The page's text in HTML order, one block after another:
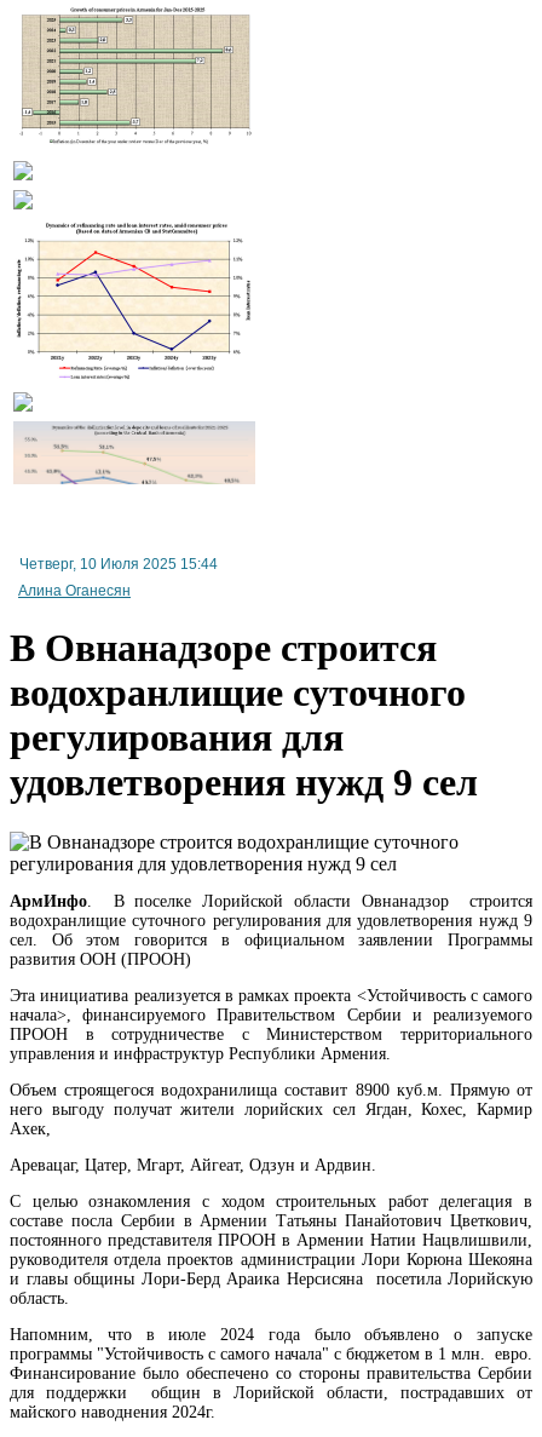
Произведена очередная транзитная поставка из России в Армению через территорию
Азербайджана
Прибыль страховых компаний Армении замедляется в росте из-за приближающихся к
стагнации премий
В Армении приступят к классификации гостиниц с присвоением звезд
Оверчук: товарооборот России и Армении в этом году сократился на две трети
Четверг, 10 Июля 2025 15:44
Алина Оганесян
В Овнанадзоре строится
водохранлищие суточного
регулирования для
удовлетворения нужд 9 сел
АрмИнфо . В поселке Лорийской области Овнанадзор строится
водохранлищие суточного регулирования для удовлетворения нужд 9
сел. Об этом говорится в официальном заявлении Программы
развития ООН (ПРООН)
Эта инициатива реализуется в рамках проекта <Устойчивость с самого
начала>, финансируемого Правительством Сербии и реализуемого
ПРООН в сотрудничестве с Министерством территориального
управления и инфраструктур Республики Армения.
Объем строящегося водохранилища составит 8900 куб.м. Прямую от
него выгоду получат жители лорийских сел Ягдан, Кохес, Кармир
Ахек,
Аревацаг, Цатер, Мгарт, Айгеат, Одзун и Ардвин.
С целью ознакомления с ходом строительных работ делегация в
составе посла Сербии в Армении Татьяны Панайотович Цветкович,
постоянного представителя ПРООН в Армении Натии Нацвлишвили,
руководителя отдела проектов администрации Лори Корюна Шекояна
и главы общины Лори-Берд Араика Нерсисяна посетила Лорийскую
область.
Напомним, что в июле 2024 года было объявлено о запуске
программы "Устойчивость с самого начала" с бюджетом в 1 млн. евро.
Финансирование было обеспечено со стороны правительства Сербии
для поддержки общин в Лорийской области, пострадавших от
майского наводнения 2024г.